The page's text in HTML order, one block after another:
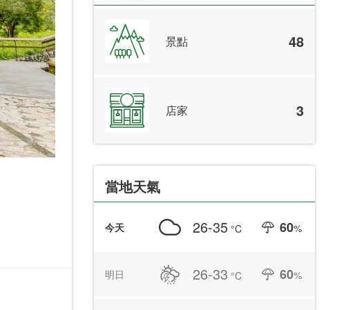
景點 48
店家 3
當地天氣
今天 26-35 °C 60%
明日 26-33 °C 60%